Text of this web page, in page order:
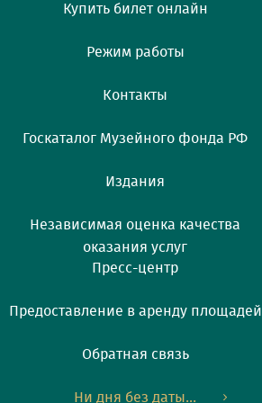
Купить билет онлайн
Режим работы
Контакты
Госкаталог Музейного фонда РФ
Издания
Независимая оценка качества
оказания услуг
Пресс-центр
Предоставление в аренду площадей
Обратная связь
Ни дня без даты...